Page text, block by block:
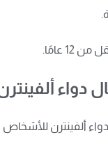
عامًا.
دواء
ألفينترن للأشخاص